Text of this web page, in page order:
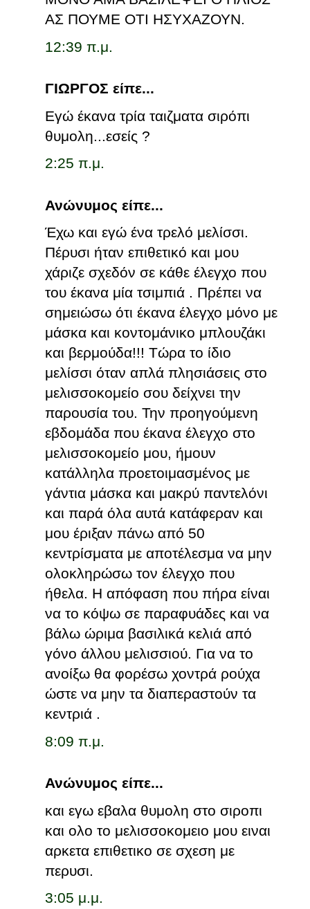
ΑΣ ΠΟΥΜΕ ΟΤΙ ΗΣΥΧΑΖΟΥΝ.
12:39 π.μ.
ΓΙΩΡΓΟΣ είπε...
Εγώ έκανα τρία ταιζματα σιρόπι
θυμολη...εσείς ?
2:25 π.μ.
Ανώνυμος είπε...
Έχω και εγώ ένα τρελό μελίσσι.
Πέρυσι ήταν επιθετικό και μου
χάριζε σχεδόν σε κάθε έλεγχο που
του έκανα μία τσιμπιά . Πρέπει να
σημειώσω ότι έκανα έλεγχο μόνο με
μάσκα και κοντομάνικο μπλουζάκι
και βερμούδα!!! Τώρα το ίδιο
μελίσσι όταν απλά πλησιάσεις στο
μελισσοκομείο σου δείχνει την
παρουσία του. Την προηγούμενη
εβδομάδα που έκανα έλεγχο στο
μελισσοκομείο μου, ήμουν
κατάλληλα προετοιμασμένος με
γάντια μάσκα και μακρύ παντελόνι
και παρά όλα αυτά κατάφεραν και
μου έριξαν πάνω από 50
κεντρίσματα με αποτέλεσμα να μην
ολοκληρώσω τον έλεγχο που
ήθελα. Η απόφαση που πήρα είναι
να το κόψω σε παραφυάδες και να
βάλω ώριμα βασιλικά κελιά από
γόνο άλλου μελισσιού. Για να το
ανοίξω θα φορέσω χοντρά ρούχα
ώστε να μην τα διαπεραστούν τα
κεντριά .
8:09 π.μ.
Ανώνυμος είπε...
και εγω εβαλα θυμολη στο σιροπι
και ολο το μελισσοκομειο μου ειναι
αρκετα επιθετικο σε σχεση με
περυσι.
3:05 μ.μ.